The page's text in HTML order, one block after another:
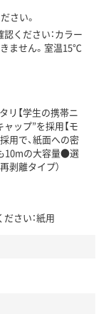
さい。
ください：カラー
ません。室温15℃
リ【学生の携帯ニ
ップ”を採用【モ
用で、紙面への密
10mの大容量●選
剥離タイプ）
さい：紙用